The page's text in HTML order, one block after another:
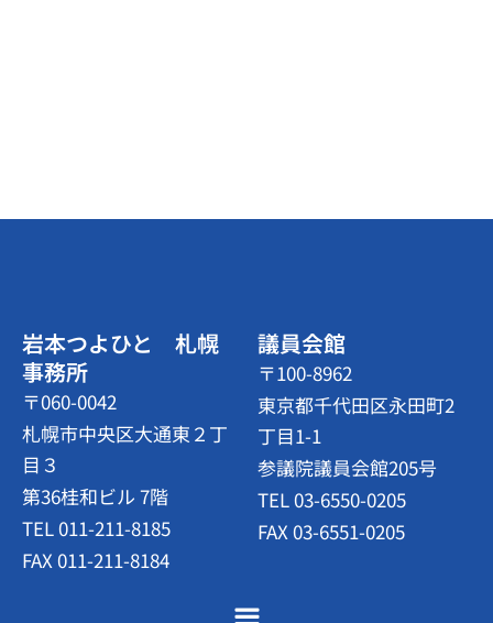
岩本つよひと 札幌
事務所
〒060-0042
札幌市中央区大通東２丁
目３
第36桂和ビル 7階
TEL 011-211-8185
FAX 011-211-8184
議員会館
〒100-8962
東京都千代田区永田町2
丁目1-1
参議院議員会館205号
TEL 03-6550-0205
FAX 03-6551-0205
メ